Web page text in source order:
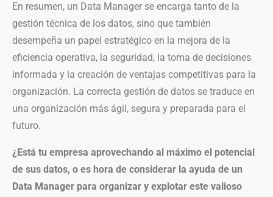
En resumen, un Data Manager se encarga tanto de la
gestión técnica de los datos, sino que también
desempeña un papel estratégico en la mejora de la
eficiencia operativa, la seguridad, la toma de decisiones
informada y la creación de ventajas competitivas para la
organización. La correcta gestión de datos se traduce en
una organización más ágil, segura y preparada para el
futuro.
¿Está tu empresa aprovechando al máximo el potencial
de sus datos, o es hora de considerar la ayuda de un
Data Manager para organizar y explotar este valioso